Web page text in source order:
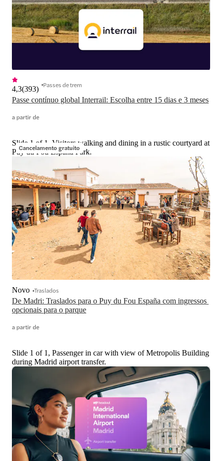
Passe contínuo global Interrail: Escolha entre 15 dias e 3 meses
4,3(393) Passes de trem
a partir de
Cancelamento gratuito
Slide 1 of 1, Visitors walking and dining in a rustic courtyard at
Puy du Fou España Park.
De Madri: Traslados para o Puy du Fou España com ingressos
opcionais para o parque
Novo Traslados
a partir de
Slide 1 of 1, Passenger in car with view of Metropolis Building
during Madrid airport transfer.